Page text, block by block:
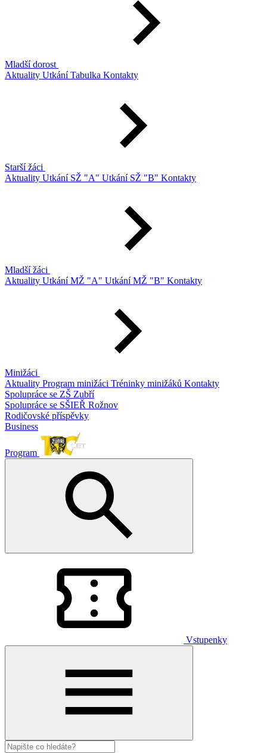
Mladší dorost
Aktuality UtkáníTabulka Kontakty
Starší žáci
Aktuality Utkání SŽ "A" Utkání SŽ "B" Kontakty
Mladší žáci
Aktuality Utkání MŽ "A" Utkání MŽ "B" Kontakty
Minižáci
Aktuality Program minižáci Tréninky minižáků Kontakty
Spolupráce se ZŠ Zubří
Spolupráce se SŠIEŘ Rožnov
Rodičovské příspěvky
Business
Program
Vstupenky